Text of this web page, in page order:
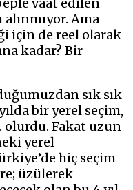
Ama
için de reel olarak
kadar? Bir
sık sık
bir yerel seçim,
olurdu. Fakat uzun
yerel
hiç seçim
üzülerek